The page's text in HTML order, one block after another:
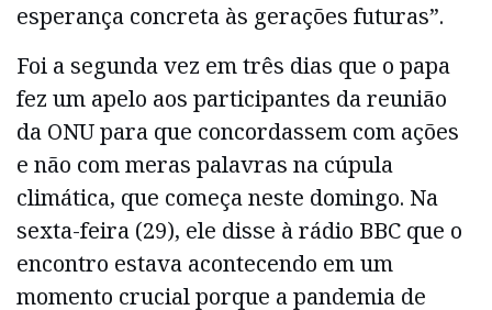
esperança concreta às gerações futuras”.
Foi a segunda vez em três dias que o papa
fez um apelo aos participantes da reunião
da ONU para que concordassem com ações
e não com meras palavras na cúpula
climática, que começa neste domingo. Na
sexta-feira (29), ele disse à rádio BBC que o
encontro estava acontecendo em um
momento crucial porque a pandemia de